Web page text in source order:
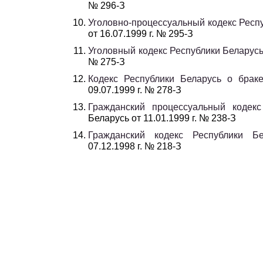
№ 296-З
Уголовно-процессуальный кодекс
от 16.07.1999 г. № 295-З
Уголовный кодекс Республики
№ 275-З
Кодекс Республики Беларусь о
09.07.1999 г. № 278-З
Гражданский процессуальный
Беларусь от 11.01.1999 г. № 238-З
Гражданский кодекс Республики
07.12.1998 г. № 218-З